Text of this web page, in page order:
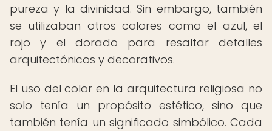
pureza y la divinidad. Sin embargo, también
se utilizaban otros colores como el azul, el
rojo y el dorado para resaltar detalles
arquitectónicos y decorativos.
El uso del color en la arquitectura religiosa no
solo tenía un propósito estético, sino que
también tenía un significado simbólico. Cada